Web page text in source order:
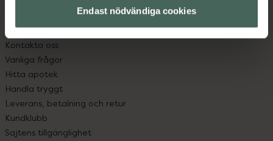
Endast nödvändiga cookies
Kundservice
Kontakta oss
Vanliga frågor
Hitta apotek
Handla tryggt
Leverans, betalning och retur
Kundklubb
Sajtens tillgänglighet